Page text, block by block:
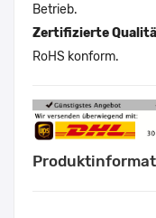
Betrieb.
Zertifizierte
RoHS konform.